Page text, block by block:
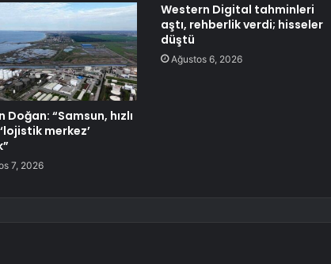
Doğan: “Samsun, hızlı
merkez’
7, 2026
Western Digital tahminleri
aştı, rehberlik verdi; hisseler
düştü
Ağustos 6, 2026